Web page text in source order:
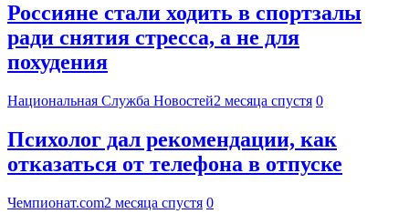
Россияне стали ходить в спортзалы
ради снятия стресса, а не для
похудения
Национальная Служба Новостей2 месяца спустя 0
Психолог дал рекомендации, как
отказаться от телефона в отпуске
Чемпионат.com2 месяца спустя 0